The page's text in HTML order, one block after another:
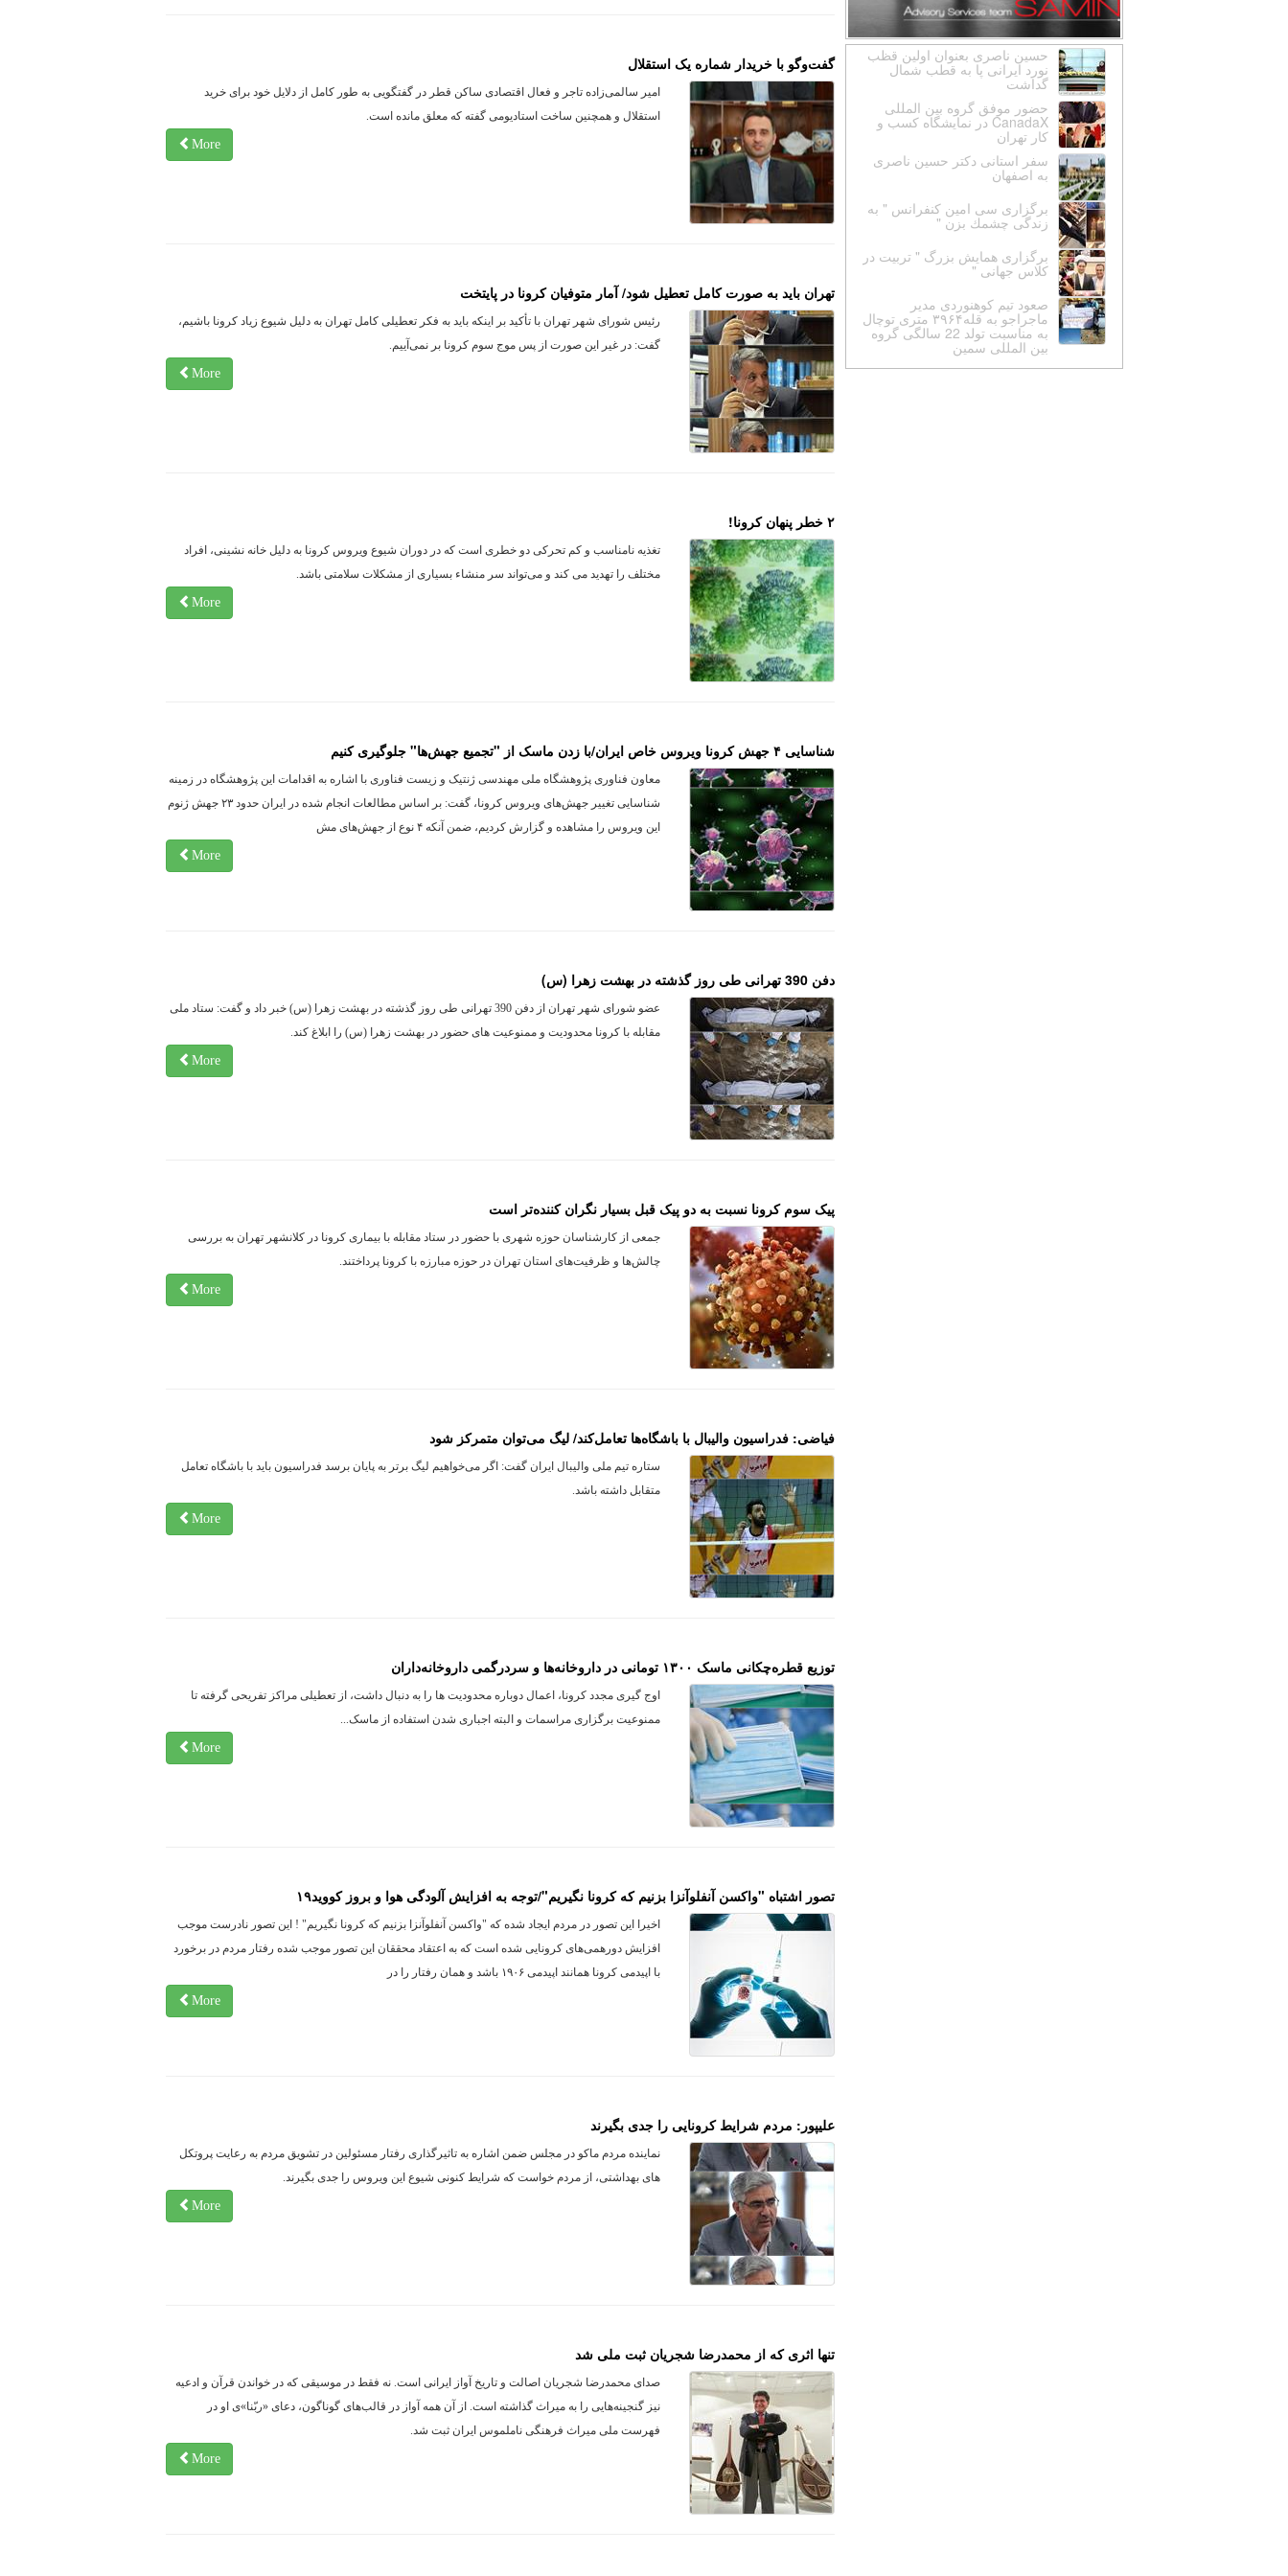
حسین ناصری بعنوان اولین قظب
نورد ایرانی پا به قطب شمال
گداشت
حضور موفق گروه بین المللی
CanadaX در نمایشگاه کسب و
کار تهران
سفر استانى دكتر حسين ناصرى
به اصفهان
برگزارى سى امين كنفرانس " به
زندگى چشمك بزن "
برگزارى همايش بزرگ " تربيت در
كلاس جهانى "
صعود تیم کوهنوردی مدیر
ماجراجو به قله۳۹۶۴ متری توچال
به مناسبت تولد 22 سالگی گروه
بین المللی سمین
گفت‌وگو با خریدار شماره یک استقلال
امیر سالمی‌زاده تاجر و فعال اقتصادی ساکن قطر در گفتگویی به طور کامل از دلایل خود برای خرید
استقلال و همچنین ساخت استادیومی گفته که معلق مانده است.
More
تهران باید به صورت کامل تعطیل شود/ آمار متوفیان کرونا در پایتخت
رئیس شورای شهر تهران با تأکید بر اینکه باید به فکر تعطیلی کامل تهران به دلیل شیوع زیاد کرونا باشیم،
گفت: در غیر این صورت از پس موج سوم کرونا بر نمی‌آییم.
More
۲ خطر پنهان کرونا!
تغذیه نامناسب و کم تحرکی دو خطری است که در دوران شیوع ویروس کرونا به دلیل خانه نشینی، افراد
مختلف را تهدید می کند و می‌تواند سر منشاء بسیاری از مشکلات سلامتی باشد.
More
شناسایی ۴ جهش کرونا ویروس خاص ایران/با زدن ماسک از "تجمیع جهش‌ها" جلوگیری کنیم
معاون فناوری پژوهشگاه ملی مهندسی ژنتیک و زیست فناوری با اشاره به اقدامات این پژوهشگاه در زمینه
شناسایی تغییر جهش‌های ویروس کرونا، گفت: بر اساس مطالعات انجام شده در ایران حدود ۲۳ جهش ژنوم
این ویروس را مشاهده و گزارش کردیم، ضمن آنکه ۴ نوع از جهش‌های مش
More
دفن 390 تهرانی طی روز گذشته در بهشت زهرا (س)
عضو شورای شهر تهران از دفن 390 تهرانی طی روز گذشته در بهشت زهرا (س) خبر داد و گفت: ستاد ملی
مقابله با کرونا محدودیت و ممنوعیت های حضور در بهشت زهرا (س) را ابلاغ کند.
More
پیک سوم کرونا نسبت به دو پیک قبل بسیار نگران کننده‌تر است
جمعی از کارشناسان حوزه شهری با حضور در ستاد مقابله با بیماری کرونا در کلانشهر تهران به بررسی
چالش‌ها و ظرفیت‌های استان تهران در حوزه مبارزه با کرونا پرداختند.
More
فیاضی: فدراسیون والیبال با باشگاه‌ها تعامل‌کند/ لیگ می‌توان متمرکز شود
ستاره تیم ملی والیبال ایران گفت: اگر می‌خواهیم لیگ برتر به پایان برسد فدراسیون باید با باشگاه تعامل
متقابل داشته باشد.
More
توزیع قطره‌چکانی ماسک ۱۳۰۰ تومانی در داروخانه‌ها و سردرگمی داروخانه‌داران
اوج گیری مجدد کرونا، اعمال دوباره محدودیت ها را به دنبال داشت، از تعطیلی مراکز تفریحی گرفته تا
ممنوعیت برگزاری مراسمات و البته اجباری شدن استفاده از ماسک...
More
تصور اشتباه "واکسن آنفلوآنزا بزنیم که کرونا نگیریم"/توجه به افزایش آلودگی هوا و بروز کووید۱۹
اخیرا این تصور در مردم ایجاد شده که "واکسن آنفلوآنزا بزنیم که کرونا نگیریم" ! این تصور نادرست موجب
افزایش دورهمی‌های کرونایی شده است که به اعتقاد محققان این تصور موجب شده رفتار مردم در برخورد
با اپیدمی کرونا همانند اپیدمی ۱۹۰۶ باشد و همان رفتار را در
More
علیپور: مردم شرایط کرونایی را جدی بگیرند
نماینده مردم ماکو در مجلس ضمن اشاره به تاثیرگذاری رفتار مسئولین در تشویق مردم به رعایت پروتکل
های بهداشتی، از مردم خواست که شرایط کنونی شیوع این ویروس را جدی بگیرند.
More
تنها اثری که از محمدرضا شجریان ثبت ملی شد
صدای محمدرضا شجریان اصالت و تاریخ آواز ایرانی است. نه فقط در موسیقی که در خواندن قرآن و ادعیه
نیز گنجینه‌هایی را به میراث گذاشته است. از آن همه آواز در قالب‌های گوناگون، دعای «ربّنا»ی او در
فهرست ملی میراث فرهنگی ناملموس ایران ثبت شد.
More